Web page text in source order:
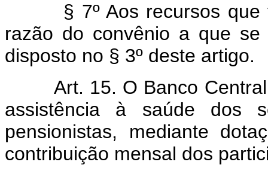
§ 7º Aos recursos que
razão do convênio a que
disposto no § 3º deste artigo.
Art. 15. O Banco Central
assistência à saúde dos
pensionistas, mediante
contribuição mensal dos